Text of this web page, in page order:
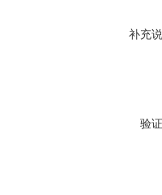
补充
验